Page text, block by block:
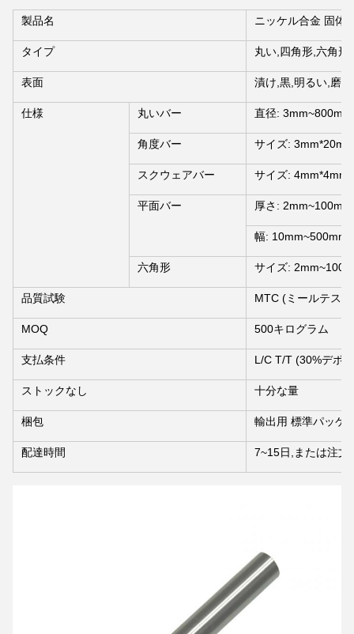
製品名 ニッケル合金 固体
タイプ 丸い,四角形,六角形
表面 漬け,黒,明るい,磨
仕様 丸いバー 直径: 3mm~800mm
角度バー サイズ:
スクウェアバー サイズ:
平面バー 厚さ: 2mm~100mm
幅: 10mm~500mm
六角形 サイズ:
品質試験 MTC (ミールテス
MOQ 500キログラム
支払条件 L/C T/T (30%デポ
ストックなし 十分な量
梱包 輸出用 標準パッケ
配達時間 7~15日,または注文